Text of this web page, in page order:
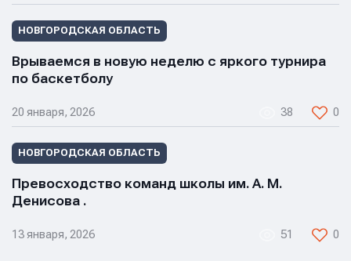
НОВГОРОДСКАЯ ОБЛАСТЬ
Врываемся в новую неделю с яркого турнира
по баскетболу
20 января, 2026 38 0
НОВГОРОДСКАЯ ОБЛАСТЬ
Превосходство команд школы им. А. М.
Денисова .
13 января, 2026 51 0
Имя
E-mail
Имя
E-mail
Имя
E-mail